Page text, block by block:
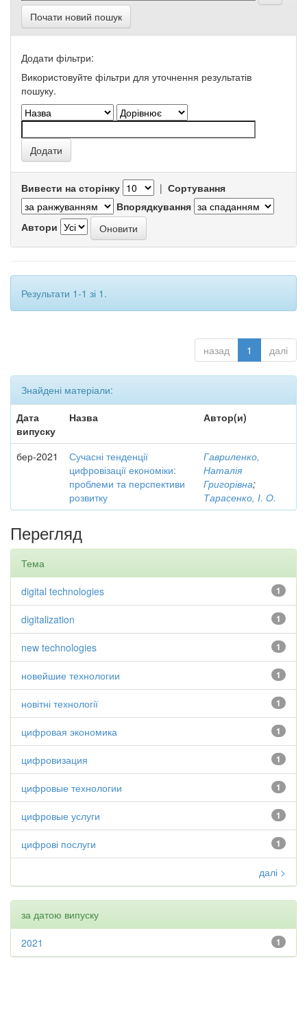
Почати новий пошук
Додати фільтри:
Використовуйте фільтри для уточнення результатів
пошуку.
Вивести на сторінку | Сортування
Впорядкування
Автори
Результати 1-1 зі 1.
назад 1 далі
Знайдені матеріали:
Дата
випуску
Назва Автор(и)
бер-2021
Сучасні тенденції
цифровізації економіки:
проблеми та перспективи
розвитку
Гавриленко,
Наталія
Григорівна;
Тарасенко, І. О.
Перегляд
Тема
1
digital technologies
1
digitalization
1
new technologies
1
новейшие технологии
1
новітні технології
1
цифровая экономика
1
цифровизация
1
цифровые технологии
1
цифровые услуги
1
цифрові послуги
далі >
за датою випуску
1
2021